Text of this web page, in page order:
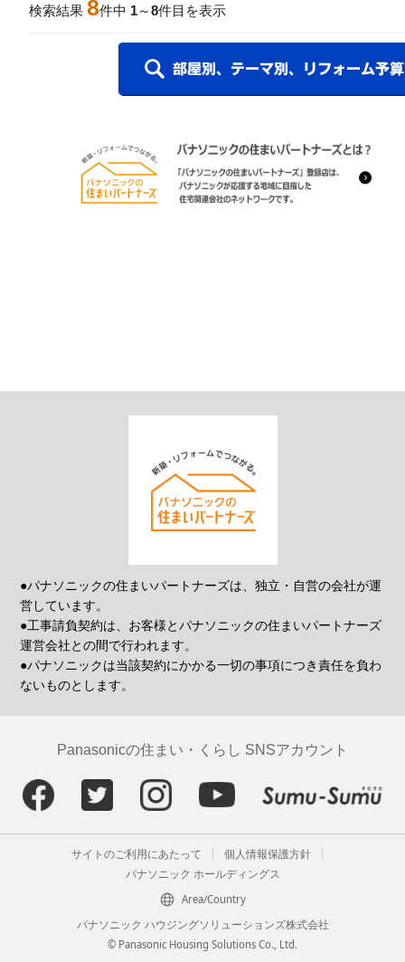
検索結果 8件中 1～8件目を表示
●パナソニックの住まいパートナーズは、独立・自営の会社が運
営しています。
●工事請負契約は、お客様とパナソニックの住まいパートナーズ
運営会社との間で行われます。
●パナソニックは当該契約にかかる一切の事項につき責任を負わ
ないものとします。
Panasonicの住まい・くらし SNSアカウント
サイトのご利用にあたって
個人情報保護方針
パナソニック ホールディングス
Area/Country
パナソニック ハウジングソリューションズ株式会社
© Panasonic Housing Solutions Co., Ltd.